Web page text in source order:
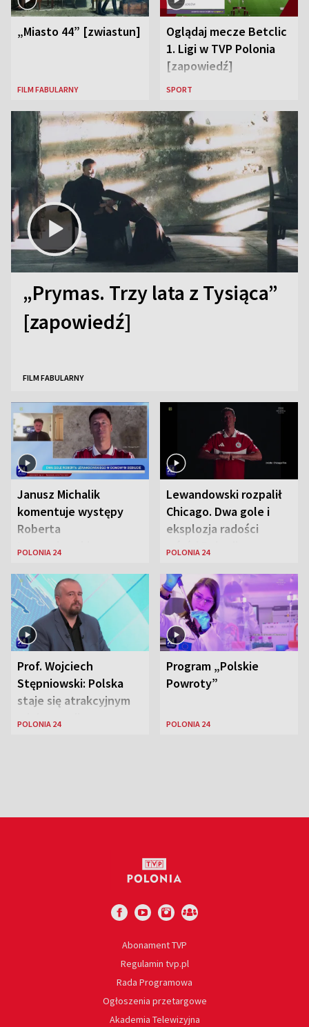
„Miasto 44” [zwiastun]
FILM FABULARNY
Oglądaj mecze Betclic
1. Ligi w TVP Polonia
[zapowiedź]
SPORT
„Prymas. Trzy lata z Tysiąca”
[zapowiedź]
FILM FABULARNY
Janusz Michalik
komentuje występy
Roberta
Lewandowskiego w
Zjednoczonych
POLONIA 24
Lewandowski rozpalił
Chicago. Dwa gole i
eksplozja radości
wśród Polonii
POLONIA 24
Prof. Wojciech
Stępniowski: Polska
staje się atrakcyjnym
miejscem dla
POLONIA 24
Program „Polskie
Powroty”
POLONIA 24
Abonament TVP
Regulamin tvp.pl
Rada Programowa
Ogłoszenia przetargowe
Akademia Telewizyjna